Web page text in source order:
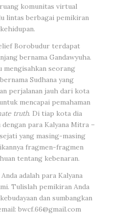
komunitas virtual
lintas berbagai pemikiran
Borobudur terdapat
bernama Gandawyuha.
mengisahkan seorang
Sudhana yang
perjalanan jauh dari kota
mencapai pemahaman
truth. Di tiap kota dia
para Kalyana Mitra –
yang masing-masing
fragmen-fragmen
tentang kebenaran.
adalah para Kalyana
Tulislah pemikiran Anda
dan sumbangkan
bwcf.66@gmail.com